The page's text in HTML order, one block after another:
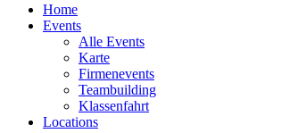
Home
Events
Alle Events
Karte
Firmenevents
Teambuilding
Klassenfahrt
Locations